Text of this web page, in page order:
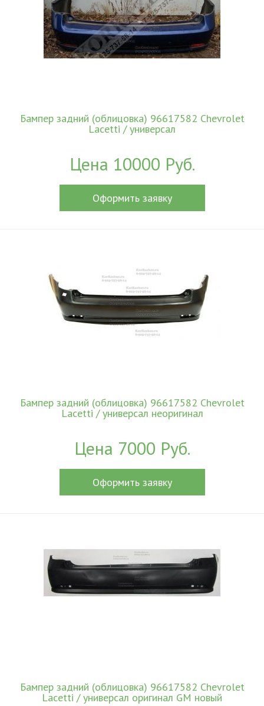
Бампер задний (облицовка) 96617582 Chevrolet
Lacetti / универсал
Цена 10000 Руб.
Оформить заявку
Бампер задний (облицовка) 96617582 Chevrolet
Lacetti / универсал неоригинал
Цена 7000 Руб.
Оформить заявку
Бампер задний (облицовка) 96617582 Chevrolet
Lacetti / универсал оригинал GM новый